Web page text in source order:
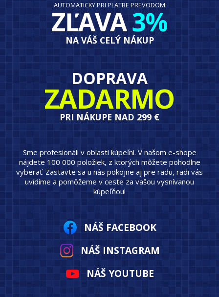
AUTOMATICKY PRI PLATBE PREVODOM
ZĽAVA3%
NA VÁŠ CELÝ NÁKUP
DOPRAVA
ZADARMO
PRI NÁKUPE NAD 299 €
Sme profesionáli v oblasti kúpeľní. V našom e-shope
nájdete 100 000 položiek, z ktorých môžete pohodlne
vyberať. Zastavte sa u nás pokojne aj pre radu, radi vás
uvidíme a pomôžeme v ceste za vašou vysnívanou
kúpeľňou!
NÁŠ FACEBOOK
NÁŠ INSTAGRAM
NÁŠ YOUTUBE